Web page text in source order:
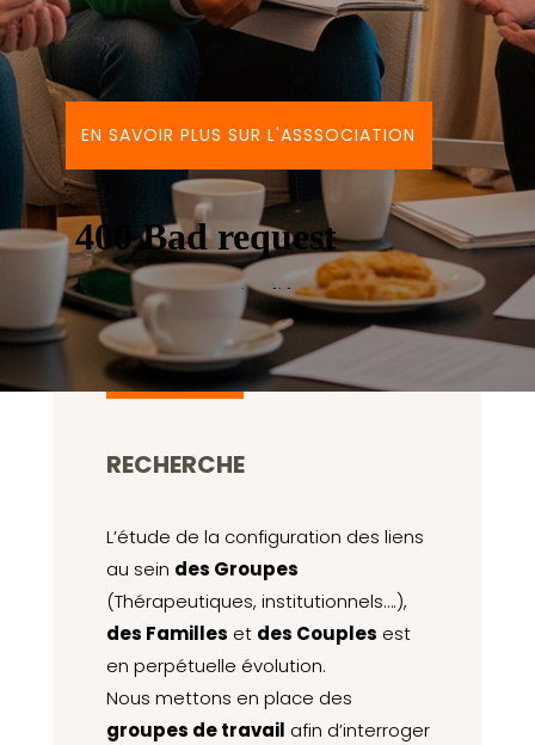
EN SAVOIR PLUS SUR L'ASSSOCIATION
RECHERCHE
L’étude de la configuration des liens
au sein des Groupes
(Thérapeutiques, institutionnels….),
des Familles et des Couples est
en perpétuelle évolution.
Nous mettons en place des
groupes de travail afin d’interroger